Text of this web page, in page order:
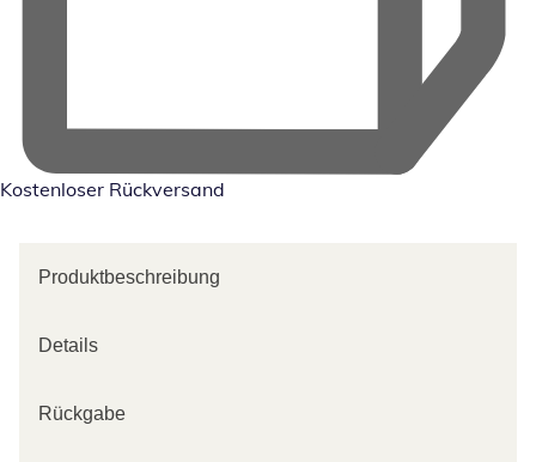
Kostenloser Rückversand
Produktbeschreibung
Details
Rückgabe